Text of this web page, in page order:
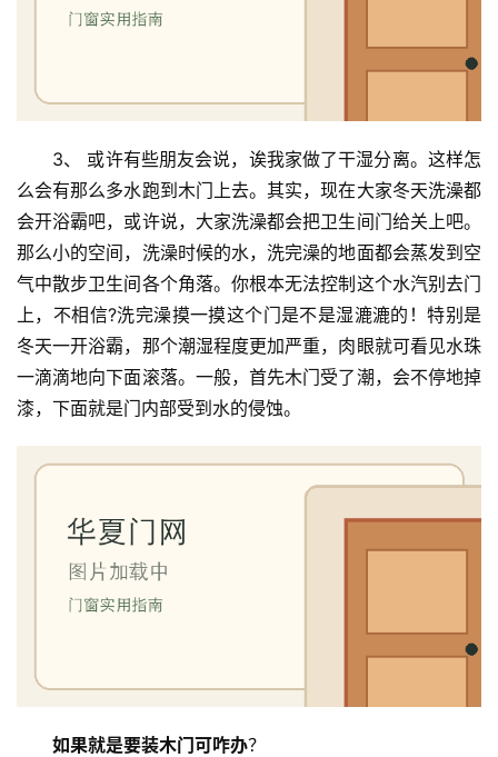
铝
门
门
套
安
装
维
登录 注册
3、 或许有些朋友会说，诶我家做了干湿分离。这样怎
么会有那么多水跑到木门上去。其实，现在大家冬天洗澡都
会开浴霸吧，或许说，大家洗澡都会把卫生间门给关上吧。
那么小的空间，洗澡时候的水，洗完澡的地面都会蒸发到空
气中散步卫生间各个角落。你根本无法控制这个水汽别去门
上，不相信?洗完澡摸一摸这个门是不是湿漉漉的！特别是
冬天一开浴霸，那个潮湿程度更加严重，肉眼就可看见水珠
一滴滴地向下面滚落。一般，首先木门受了潮，会不停地掉
漆，下面就是门内部受到水的侵蚀。
如果就是要装木门可咋办？